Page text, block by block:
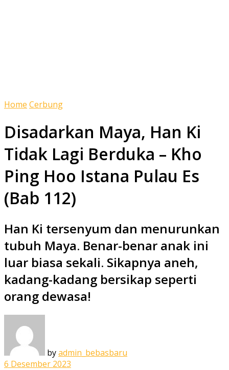
Home Cerbung
Disadarkan Maya, Han Ki
Tidak Lagi Berduka – Kho
Ping Hoo Istana Pulau Es
(Bab 112)
Han Ki tersenyum dan menurunkan
tubuh Maya. Benar-benar anak ini
luar biasa sekali. Sikapnya aneh,
kadang-kadang bersikap seperti
orang dewasa!
byadmin_bebasbaru
6 Desember 2023